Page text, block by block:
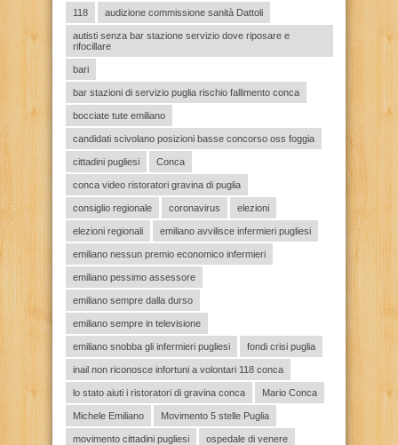
118 audizione commissione sanità Dattoli
autisti senza bar stazione servizio dove riposare e
rifocillare
bari
bar stazioni di servizio puglia rischio fallimento conca
bocciate tute emiliano
candidati scivolano posizioni basse concorso oss foggia
cittadini pugliesi Conca
conca video ristoratori gravina di puglia
consiglio regionale coronavirus elezioni
elezioni regionali emiliano avvilisce infermieri pugliesi
emiliano nessun premio economico infermieri
emiliano pessimo assessore
emiliano sempre dalla durso
emiliano sempre in televisione
emiliano snobba gli infermieri pugliesi fondi crisi puglia
inail non riconosce infortuni a volontari 118 conca
lo stato aiuti i ristoratori di gravina conca Mario Conca
Michele Emiliano Movimento 5 stelle Puglia
movimento cittadini pugliesi ospedale di venere